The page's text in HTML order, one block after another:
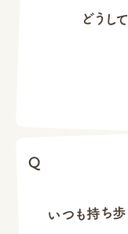
どうし
いつも持ち